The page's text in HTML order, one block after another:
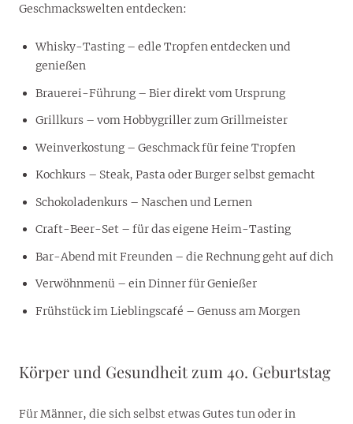
Geschmackswelten entdecken:
Whisky-Tasting – edle Tropfen entdecken und
genießen
Brauerei-Führung – Bier direkt vom Ursprung
Grillkurs – vom Hobbygriller zum Grillmeister
Weinverkostung – Geschmack für feine Tropfen
Kochkurs – Steak, Pasta oder Burger selbst gemacht
Schokoladenkurs – Naschen und Lernen
Craft-Beer-Set – für das eigene Heim-Tasting
Bar-Abend mit Freunden – die Rechnung geht auf dich
Verwöhnmenü – ein Dinner für Genießer
Frühstück im Lieblingscafé – Genuss am Morgen
Körper und Gesundheit zum 40. Geburtstag
Für Männer, die sich selbst etwas Gutes tun oder in